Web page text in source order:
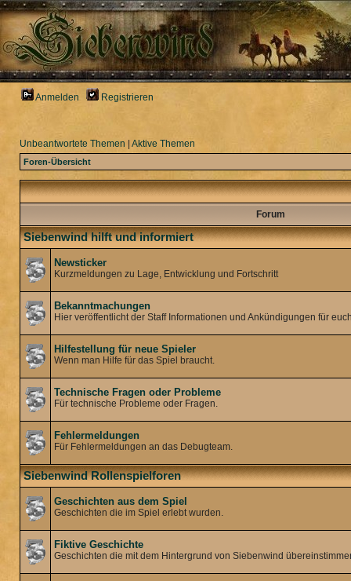
Anmelden Registrieren
Unbeantwortete Themen Aktive Themen
Foren-Übersicht
Forum
Siebenwind hilft und informiert
Newsticker
Kurzmeldungen zu Lage, Entwicklung und Fortschritt
Bekanntmachungen
Hier veröffentlicht der Staff Informationen und Ankündigungen für
Hilfestellung für neue Spieler
Wenn man Hilfe für das Spiel braucht.
Technische Fragen oder Probleme
Für technische Probleme oder Fragen.
Fehlermeldungen
Für Fehlermeldungen an das Debugteam.
Siebenwind Rollenspielforen
Geschichten aus dem Spiel
Geschichten die im Spiel erlebt wurden.
Fiktive Geschichte
Geschichten die mit dem Hintergrund von Siebenwind